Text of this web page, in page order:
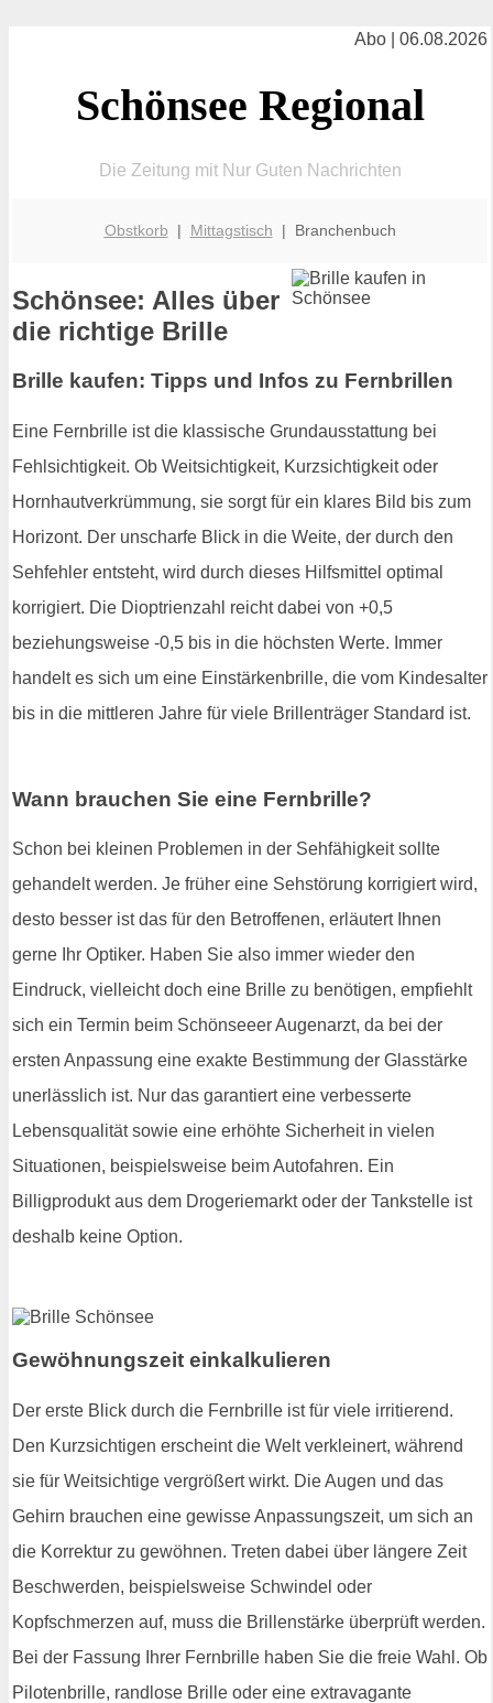
Abo | 06.08.2026
Schönsee Regional
Die Zeitung mit Nur Guten Nachrichten
Obstkorb | Mittagstisch | Branchenbuch
Schönsee: Alles über
die richtige Brille
Brille kaufen: Tipps und Infos zu Fernbrillen
Eine Fernbrille ist die klassische Grundausstattung bei
Fehlsichtigkeit. Ob Weitsichtigkeit, Kurzsichtigkeit oder
Hornhautverkrümmung, sie sorgt für ein klares Bild bis zum
Horizont. Der unscharfe Blick in die Weite, der durch den
Sehfehler entsteht, wird durch dieses Hilfsmittel optimal
korrigiert. Die Dioptrienzahl reicht dabei von +0,5
beziehungsweise -0,5 bis in die höchsten Werte. Immer
handelt es sich um eine Einstärkenbrille, die vom Kindesalter
bis in die mittleren Jahre für viele Brillenträger Standard ist.
Wann brauchen Sie eine Fernbrille?
Schon bei kleinen Problemen in der Sehfähigkeit sollte
gehandelt werden. Je früher eine Sehstörung korrigiert wird,
desto besser ist das für den Betroffenen, erläutert Ihnen
gerne Ihr Optiker. Haben Sie also immer wieder den
Eindruck, vielleicht doch eine Brille zu benötigen, empfiehlt
sich ein Termin beim Schönseeer Augenarzt, da bei der
ersten Anpassung eine exakte Bestimmung der Glasstärke
unerlässlich ist. Nur das garantiert eine verbesserte
Lebensqualität sowie eine erhöhte Sicherheit in vielen
Situationen, beispielsweise beim Autofahren. Ein
Billigprodukt aus dem Drogeriemarkt oder der Tankstelle ist
deshalb keine Option.
Gewöhnungszeit einkalkulieren
Der erste Blick durch die Fernbrille ist für viele irritierend.
Den Kurzsichtigen erscheint die Welt verkleinert, während
sie für Weitsichtige vergrößert wirkt. Die Augen und das
Gehirn brauchen eine gewisse Anpassungszeit, um sich an
die Korrektur zu gewöhnen. Treten dabei über längere Zeit
Beschwerden, beispielsweise Schwindel oder
Kopfschmerzen auf, muss die Brillenstärke überprüft werden.
Bei der Fassung Ihrer Fernbrille haben Sie die freie Wahl. Ob
Pilotenbrille, randlose Brille oder eine extravagante